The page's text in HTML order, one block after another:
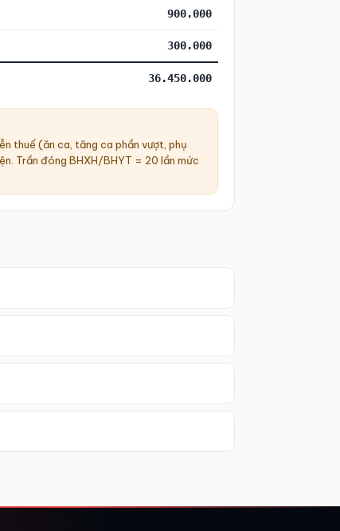
900.000
300.000
36.450.000
thuế (ăn ca, tăng ca phần vượt, phụ
Trần đóng BHXH/BHYT = 20 lần mức